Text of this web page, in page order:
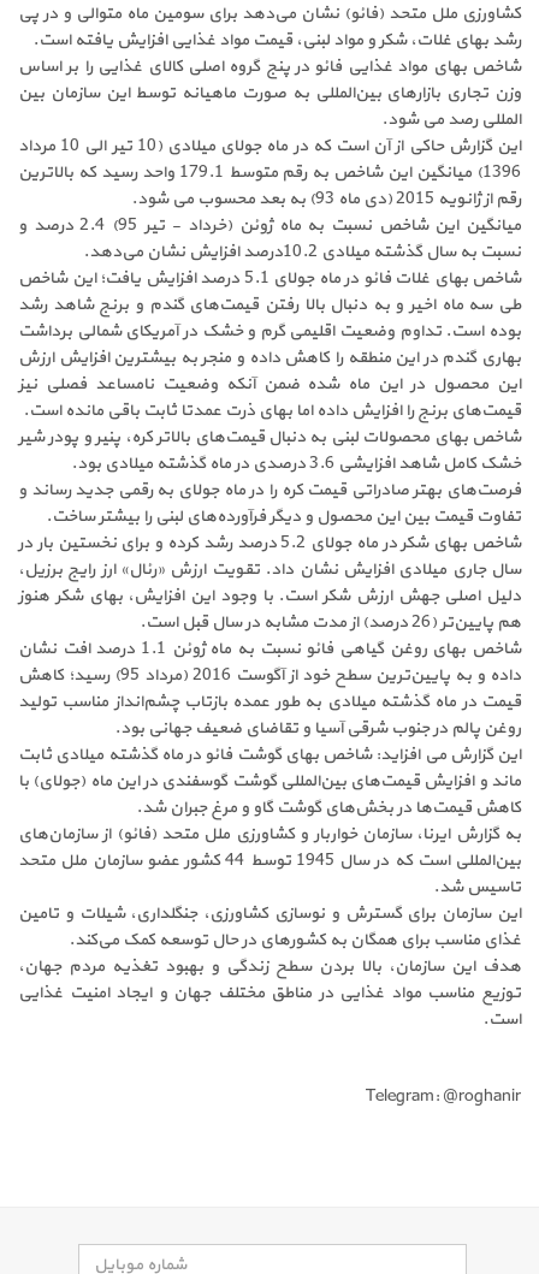
کشاورزی ملل متحد (فائو) نشان می‌دهد برای سومین ماه متوالی و در پی
رشد بهای غلات، شکر و مواد لبنی، قیمت مواد غذایی افزایش یافته است.
شاخص بهای مواد غذایی فائو در پنج گروه اصلی کالای غذایی را بر اساس
وزن تجاری بازارهای بین‌المللی به صورت ماهیانه توسط این سازمان بین
المللی رصد می شود.
این گزارش حاکی از آن است که در ماه جولای میلادی (10 تیر الی 10 مرداد
1396) میانگین این شاخص به رقم متوسط 179.1 واحد رسید که بالاترین
رقم از ژانویه 2015 (دی ماه 93) به بعد محسوب می شود.
میانگین این شاخص نسبت به ماه ژوئن (خرداد - تیر 95) 2.4 درصد و
نسبت به سال گذشته میلادی 10.2درصد افزایش نشان می‌دهد.
شاخص بهای غلات فائو در ماه جولای 5.1 درصد افزایش یافت؛ این شاخص
طی سه ماه اخیر و به دنبال بالا رفتن قیمت‌های گندم و برنج شاهد رشد
بوده است. تداوم وضعیت اقلیمی گرم و خشک در آمریکای شمالی برداشت
بهاری گندم در این منطقه را کاهش داده و منجر به بیشترین افزایش ارزش
این محصول در این ماه شده ضمن آنکه وضعیت نامساعد فصلی نیز
قیمت‌های برنج را افزایش داده اما بهای ذرت عمدتا ثابت باقی مانده است.
شاخص بهای محصولات لبنی به دنبال قیمت‌های بالاتر کره، پنیر و پودر شیر
خشک کامل شاهد افزایشی 3.6 درصدی در ماه گذشته میلادی بود.
فرصت‌های بهتر صادراتی قیمت کره را در ماه جولای به رقمی جدید رساند و
تفاوت قیمت بین این محصول و دیگر فرآورده‌های لبنی را بیشتر ساخت.
شاخص بهای شکر در ماه جولای 5.2 درصد رشد کرده و برای نخستین بار در
سال جاری میلادی افزایش نشان داد. تقویت ارزش «رئال» ارز رایج برزیل،
دلیل اصلی جهش ارزش شکر است. با وجود این افزایش، بهای شکر هنوز
هم پایین‌تر (26 درصد) از مدت مشابه در سال قبل است.
شاخص بهای روغن گیاهی فائو نسبت به ماه ژوئن 1.1 درصد افت نشان
داده و به پایین‌ترین سطح خود از آگوست 2016 (مرداد 95) رسید؛ کاهش
قیمت در ماه گذشته میلادی به طور عمده بازتاب چشم‌انداز مناسب تولید
روغن پالم در جنوب شرقی آسیا و تقاضای ضعیف جهانی بود.
این گزارش می افزاید: شاخص بهای گوشت فائو در ماه گذشته میلادی ثابت
ماند و افزایش قیمت‌های بین‌المللی گوشت گوسفندی در این ماه (جولای) با
کاهش قیمت‌ها در بخش‌های گوشت گاو و مرغ جبران شد.
به گزارش ایرنا، سازمان خواربار و کشاورزی ملل متحد (فائو) از سازمان‌های
بین‌المللی است که در سال 1945 توسط 44 کشور عضو سازمان ملل متحد
تاسیس شد.
این سازمان برای گسترش و نوسازی کشاورزی، جنگلداری، شیلات و تامین
غذای مناسب برای همگان به کشورهای در حال توسعه کمک می‌کند.
هدف این سازمان، بالا بردن سطح زندگی و بهبود تغذیه مردم جهان،
توزیع مناسب مواد غذایی در مناطق مختلف جهان و ایجاد امنیت غذایی
است.
Telegram: @roghanir